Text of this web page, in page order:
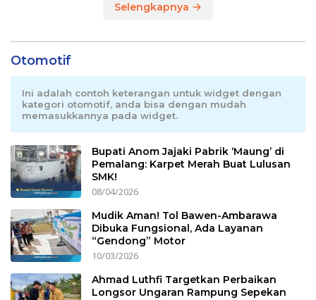
Selengkapnya
Otomotif
Ini adalah contoh keterangan untuk widget dengan
kategori otomotif, anda bisa dengan mudah
memasukkannya pada widget.
Bupati Anom Jajaki Pabrik ‘Maung’ di
Pemalang: Karpet Merah Buat Lulusan
SMK!
08/04/2026
Mudik Aman! Tol Bawen-Ambarawa
Dibuka Fungsional, Ada Layanan
“Gendong” Motor
10/03/2026
Ahmad Luthfi Targetkan Perbaikan
Longsor Ungaran Rampung Sepekan